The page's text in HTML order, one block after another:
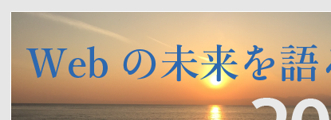
物江 修
日本マイクロソフト株式会社
Webエバンジェリスト
宇都宮佑亮 ちゃんとく
dotstudio株式会社